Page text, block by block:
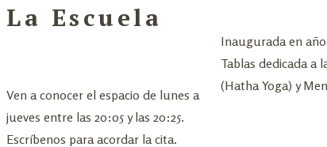
La Escuela
Ven a conocer el espacio de lunes a
jueves entre las 20:05 y las 20:25.
Escríbenos para acordar la cita.
Inaugurada en
Tablas dedicada a
(Hatha Yoga) y